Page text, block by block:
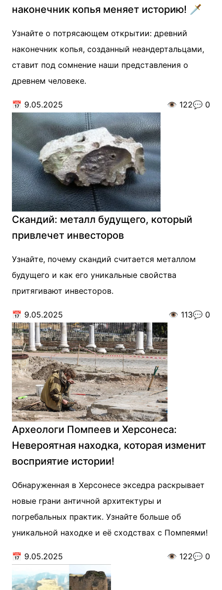
наконечник копья меняет историю! 🗡️
Узнайте о потрясающем открытии: древний
наконечник копья, созданный неандертальцами,
ставит под сомнение наши представления о
древнем человеке.
📅 9.05.2025 👁️ 122💬 0
Скандий: металл будущего, который
привлечет инвесторов
Узнайте, почему скандий считается металлом
будущего и как его уникальные свойства
притягивают инвесторов.
📅 9.05.2025 👁️ 113💬 0
Археологи Помпеев и Херсонеса:
Невероятная находка, которая изменит
восприятие истории!
Обнаруженная в Херсонесе экседра раскрывает
новые грани античной архитектуры и
погребальных практик. Узнайте больше об
уникальной находке и её сходствах с Помпеями!
📅 9.05.2025 👁️ 122💬 0